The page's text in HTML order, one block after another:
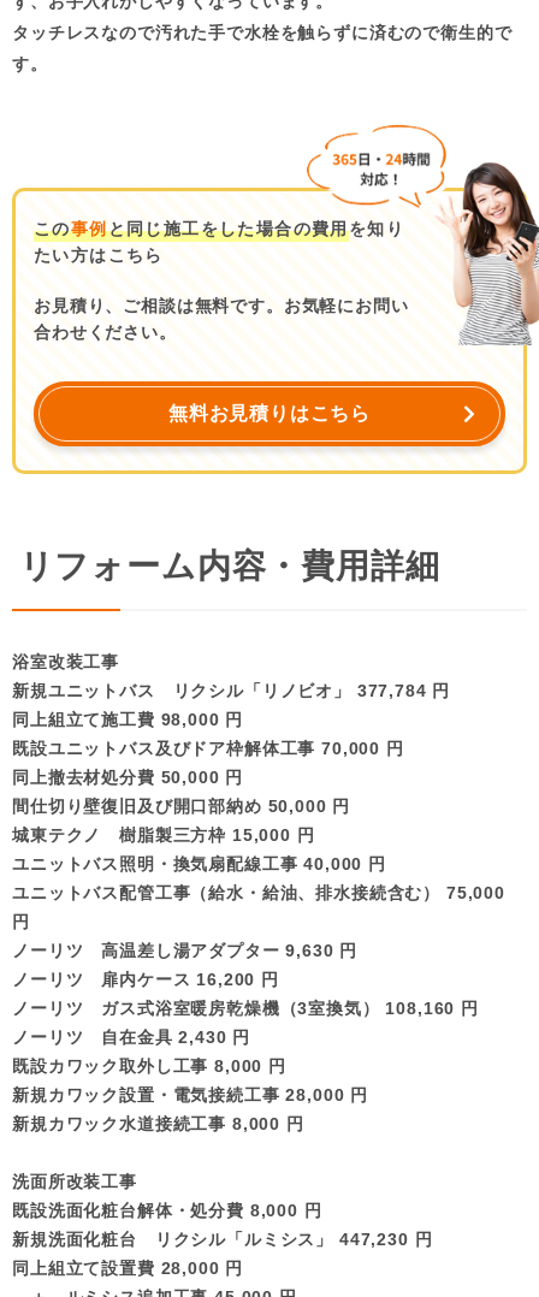
タッチレスなので汚れた手で水栓を触らずに済むので衛生的で
す。
この事例と同じ施工をした場合の費用を知り
たい方はこちら
お見積り、ご相談は無料です。お気軽にお問い
合わせください。
無料お見積りはこちら
リフォーム内容・費用詳細
浴室改装工事
新規ユニットバス リクシル「リノビオ」 377,784 円
同上組立て施工費 98,000 円
既設ユニットバス及びドア枠解体工事 70,000 円
同上撤去材処分費 50,000 円
間仕切り壁復旧及び開口部納め 50,000 円
城東テクノ 樹脂製三方枠 15,000 円
ユニットバス照明・換気扇配線工事 40,000 円
ユニットバス配管工事（給水・給油、排水接続含む） 75,000
円
ノーリツ 高温差し湯アダプター 9,630 円
ノーリツ 扉内ケース 16,200 円
ノーリツ ガス式浴室暖房乾燥機（3室換気） 108,160 円
ノーリツ 自在金具 2,430 円
既設カワック取外し工事 8,000 円
新規カワック設置・電気接続工事 28,000 円
新規カワック水道接続工事 8,000 円
洗面所改装工事
既設洗面化粧台解体・処分費 8,000 円
新規洗面化粧台 リクシル「ルミシス」 447,230 円
同上組立て設置費 28,000 円